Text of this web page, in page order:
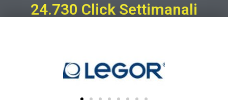
24.730 Click Settimanali